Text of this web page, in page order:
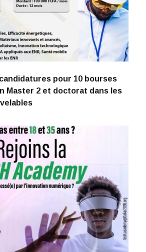
pour 10 bourses
Master 2 et doctorat dans les